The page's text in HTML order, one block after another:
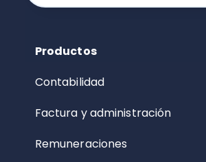
Productos
Contabilidad
Factura y administración
Remuneraciones